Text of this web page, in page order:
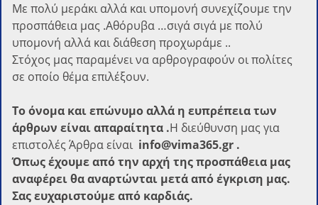
Με πολύ μεράκι αλλά και υπομονή συνεχίζουμε την
προσπάθεια μας .Αθόρυβα …σιγά σιγά με πολύ
υπομονή αλλά και διάθεση προχωράμε ..
Στόχος μας παραμένει να αρθρογραφούν οι πολίτες
σε οποίο θέμα επιλέξουν.
Το όνομα και επώνυμο αλλά η ευπρέπεια των
άρθρων είναι απαραίτητα .Η διεύθυνση μας για
επιστολές Άρθρα είναι info@vima365.gr .
Όπως έχουμε από την αρχή της προσπάθεια μας
αναφέρει θα αναρτώνται μετά από έγκριση μας.
Σας ευχαριστούμε από καρδιάς.